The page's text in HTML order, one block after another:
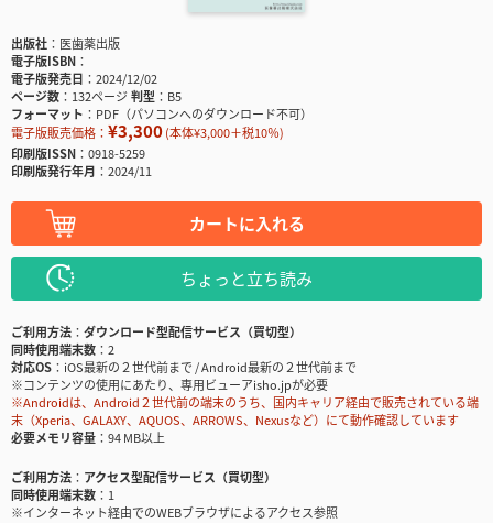
出版社
医歯薬出版
電子版ISBN
電子版発売日
2024/12/02
ページ数
132ページ判型
B5
フォーマット
PDF（パソコンへのダウンロード不可）
電子版販売価格： ¥3,300(本体¥3,000＋税10％)
印刷版ISSN
0918-5259
印刷版発行年月
2024/11
カートに入れる
ちょっと立ち読み
ご利用方法
ダウンロード型配信サービス（買切型）
同時使用端末数
2
対応OS
iOS最新の２世代前まで / Android最新の２世代前まで
※コンテンツの使用にあたり、専用ビューアisho.jpが必要
※Androidは、Android２世代前の端末のうち、国内キャリア経由で販売されている端
末（Xperia、GALAXY、AQUOS、ARROWS、Nexusなど）にて動作確認しています
必要メモリ容量
94 MB以上
ご利用方法
アクセス型配信サービス（買切型）
同時使用端末数
1
※インターネット経由でのWEBブラウザによるアクセス参照